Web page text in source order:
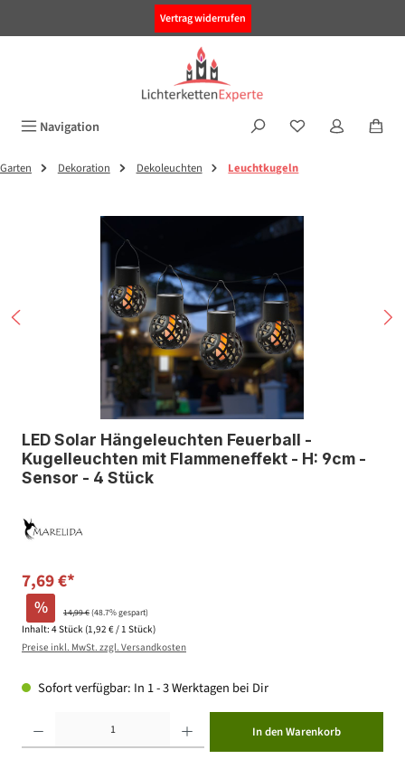
Vertrag widerrufen
Navigation
Garten Dekoration Dekoleuchten Leuchtkugeln
Bildergalerie überspringen
LED Solar Hängeleuchten Feuerball -
Kugelleuchten mit Flammeneffekt - H: 9cm -
Sensor - 4 Stück
7,69 €*
% 14,99 €(48.7% gespart)
Inhalt: 4 Stück (1,92 € / 1 Stück)
Preise inkl. MwSt. zzgl. Versandkosten
Sofort verfügbar: In 1 - 3 Werktagen bei Dir
In den Warenkorb